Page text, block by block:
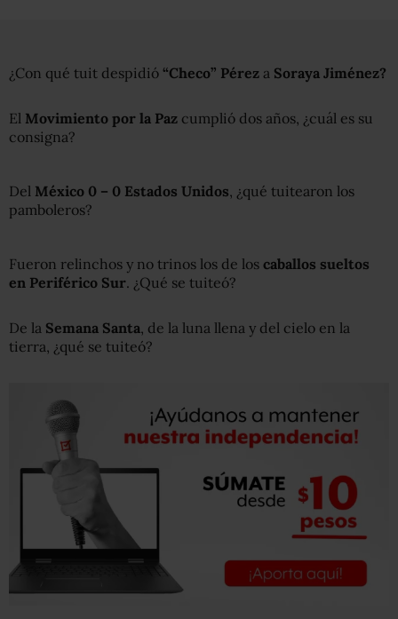
¿Con qué tuit despidió “Checo” Pérez a Soraya Jiménez?
El Movimiento por la Paz cumplió dos años, ¿cuál es su
consigna?
Del México 0 – 0 Estados Unidos, ¿qué tuitearon los
pamboleros?
Fueron relinchos y no trinos los de los caballos sueltos
en Periférico Sur. ¿Qué se tuiteó?
De la Semana Santa, de la luna llena y del cielo en la
tierra, ¿qué se tuiteó?